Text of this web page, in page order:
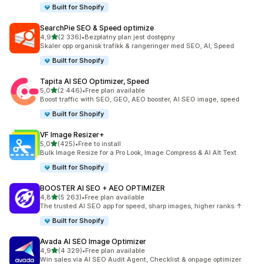
Built for Shopify
SearchPie SEO & Speed optimize
4,9na 5 gwiazdek
(2 336)
Łączna liczba recenzji: 2336
•Bezpłatny plan jest dostępny
Skaler opp organisk trafikk & rangeringer med SEO, AI, Speed
Built for Shopify
Tapita AI SEO Optimizer, Speed
5,0na 5 gwiazdek
(2 446)
Łączna liczba recenzji: 2446
•Free plan available
Boost traffic with SEO, GEO, AEO booster, AI SEO image, speed
Built for Shopify
VF Image Resizer+
5,0na 5 gwiazdek
(425)
Łączna liczba recenzji: 425
•Free to install
Bulk Image Resize for a Pro Look, Image Compress & AI Alt Text
Built for Shopify
BOOSTER AI SEO + AEO OPTIMIZER
4,8na 5 gwiazdek
(5 263)
Łączna liczba recenzji: 5263
•Free plan available
The trusted AI SEO app for speed, sharp images, higher ranks ↑
Built for Shopify
Avada AI SEO Image Optimizer
4,9na 5 gwiazdek
(4 329)
Łączna liczba recenzji: 4329
•Free plan available
Win sales via AI SEO Audit Agent, Checklist & onpage optimizer